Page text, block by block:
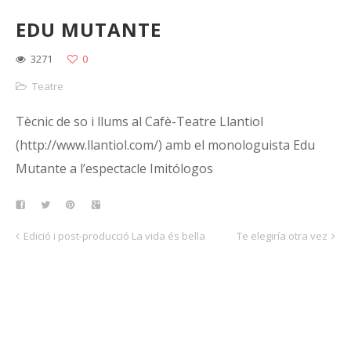
EDU MUTANTE
3271
0
Teatre
Tècnic de so i llums al Cafè-Teatre Llantiol
(http://www.llantiol.com/) amb el monologuista Edu
Mutante a l’espectacle Imitólogos
Edició i post-producció La vida és bella Te elegiría otra vez